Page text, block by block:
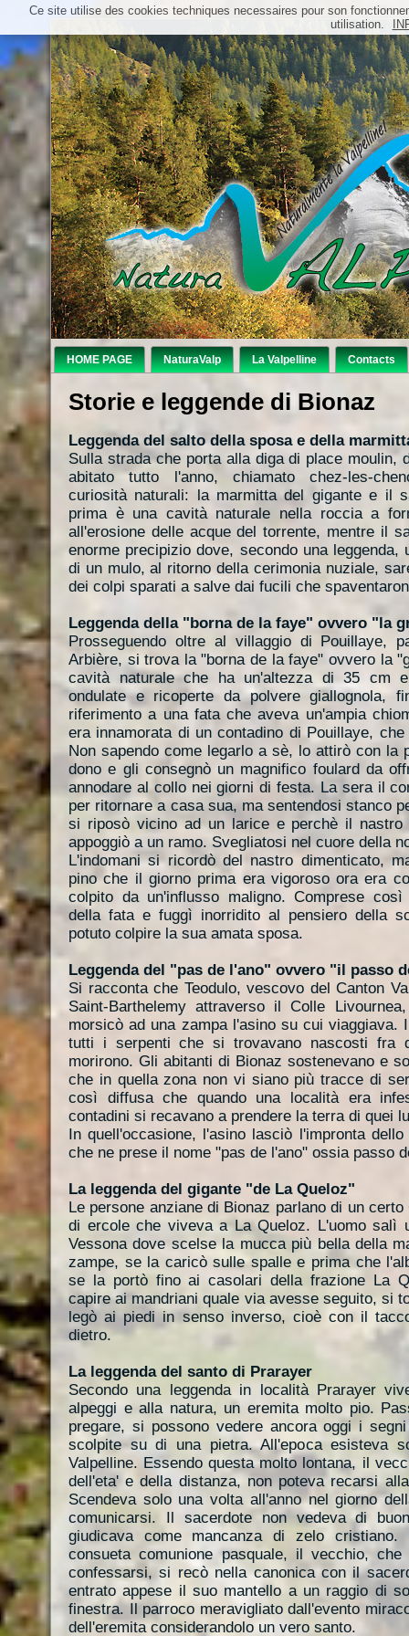
HOME PAGE NaturaValp La Valpelline Contacts
Storie e leggende di Bionaz
Leggenda del salto della sposa e della
Sulla strada che porta alla diga di place moulin,
abitato tutto l'anno, chiamato chez-les-
curiosità naturali: la marmitta del gigante e il
prima è una cavità naturale nella roccia a
all'erosione delle acque del torrente, mentre il
enorme precipizio dove, secondo una leggenda,
di un mulo, al ritorno della cerimonia nuziale,
dei colpi sparati a salve dai fucili che
Leggenda della "borna de la faye" ovvero "la
Prosseguendo oltre al villaggio di Pouillaye,
Arbière, si trova la "borna de la faye" ovvero la
cavità naturale che ha un'altezza di 35 cm
ondulate e ricoperte da polvere giallognola,
riferimento a una fata che aveva un'ampia
era innamorata di un contadino di Pouillaye,
Non sapendo come legarlo a sè, lo attirò con la
dono e gli consegnò un magnifico foulard da
annodare al collo nei giorni di festa. La sera il
per ritornare a casa sua, ma sentendosi stanco
si riposò vicino ad un larice e perchè il
appoggiò a un ramo. Svegliatosi nel cuore della
L'indomani si ricordò del nastro dimenticato,
pino che il giorno prima era vigoroso ora era
colpito da un'influsso maligno. Comprese
della fata e fuggì inorridito al pensiero della
potuto colpire la sua amata sposa.
Leggenda del "pas de l'ano" ovvero "il passo
Si racconta che Teodulo, vescovo del Canton
Saint-Barthelemy attraverso il Colle
morsicò ad una zampa l'asino su cui viaggiava.
tutti i serpenti che si trovavano nascosti fra
morirono. Gli abitanti di Bionaz sostenevano e
che in quella zona non vi siano più tracce di
così diffusa che quando una località era
contadini si recavano a prendere la terra di quei
In quell'occasione, l'asino lasciò l'impronta
che ne prese il nome "pas de l'ano" ossia passo
La leggenda del gigante "de La Queloz"
Le persone anziane di Bionaz parlano di un
di ercole che viveva a La Queloz. L'uomo salì
Vessona dove scelse la mucca più bella della
zampe, se la caricò sulle spalle e prima che
se la portò fino ai casolari della frazione La
capire ai mandriani quale via avesse seguito, si
legò ai piedi in senso inverso, cioè con il
dietro.
La leggenda del santo di Prarayer
Secondo una leggenda in località Prarayer
alpeggi e alla natura, un eremita molto pio.
pregare, si possono vedere ancora oggi i
scolpite su di una pietra. All'epoca esisteva
Valpelline. Essendo questa molto lontana, il
dell'eta' e della distanza, non poteva recarsi
Scendeva solo una volta all'anno nel giorno
comunicarsi. Il sacerdote non vedeva di
giudicava come mancanza di zelo cristiano.
consueta comunione pasquale, il vecchio,
confessarsi, si recò nella canonica con il
entrato appese il suo mantello a un raggio di
finestra. Il parroco meravigliato dall'evento
dell'eremita considerandolo un vero santo.
Ce site utilise des cookies techniques necessaires pour son
utilisation.